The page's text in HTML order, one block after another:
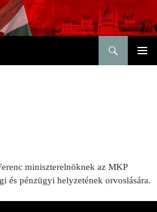
miniszterelnöknek az MKP
és pénzügyi helyzetének orvoslására.